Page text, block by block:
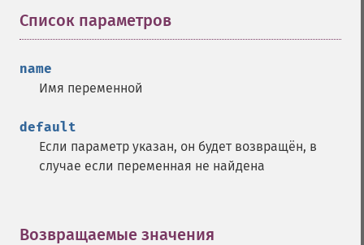
Список параметров
name
Имя переменной
default
Если параметр указан, он будет возвращён, в
случае если переменная не найдена
Возвращаемые значения